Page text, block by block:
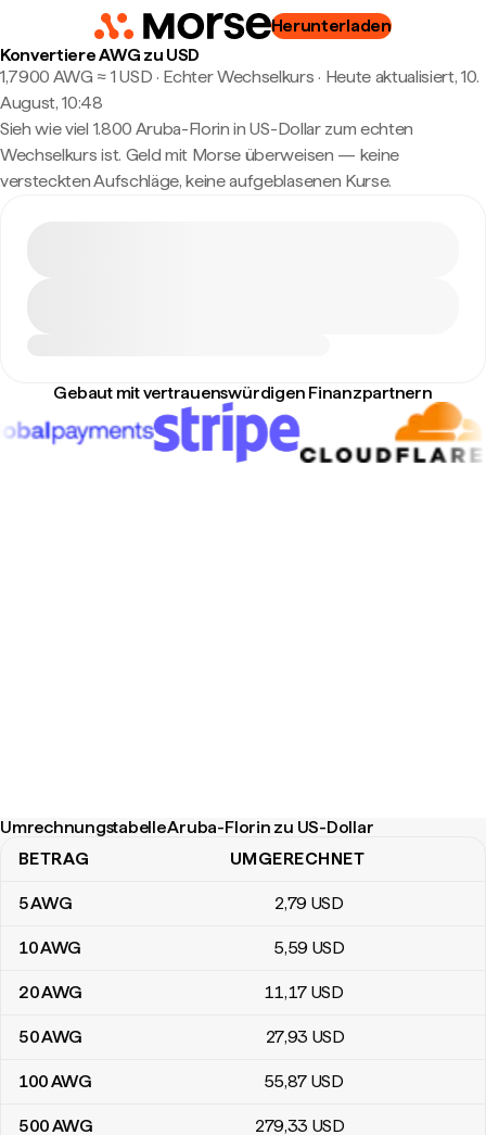
Herunterladen
Konvertiere AWG zu USD
1,7900 AWG ≈ 1 USD · Echter Wechselkurs · Heute aktualisiert, 10.
August, 10:48
Sieh wie viel 1.800 Aruba-Florin in US-Dollar zum echten
Wechselkurs ist. Geld mit Morse überweisen — keine
versteckten Aufschläge, keine aufgeblasenen Kurse.
Gebaut mit vertrauenswürdigen Finanzpartnern
Umrechnungstabelle Aruba-Florin zu US-Dollar
Umrechnungstabelle Aruba-Florin zu US-Dollar
BETRAG UMGERECHNET
5AWG 2,79 USD
10AWG 5,59 USD
20AWG 11,17 USD
50AWG 27,93 USD
100AWG 55,87 USD
500AWG 279,33 USD